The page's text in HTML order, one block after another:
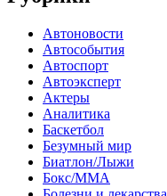
Автоновости
Автособытия
Автоспорт
Автоэксперт
Актеры
Аналитика
Баскетбол
Безумный мир
Биатлон/Лыжи
Бокс/MMA